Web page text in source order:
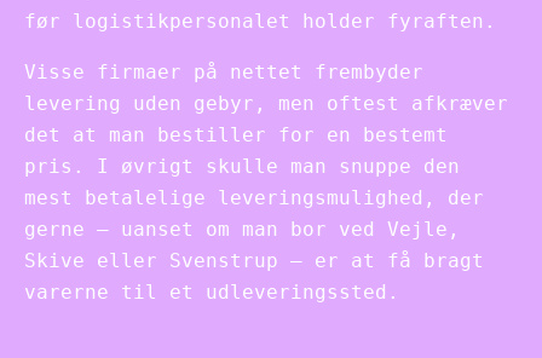
før logistikpersonalet holder fyraften.
Visse firmaer på nettet frembyder
levering uden gebyr, men oftest afkræver
det at man bestiller for en bestemt
pris. I øvrigt skulle man snuppe den
mest betalelige leveringsmulighed, der
gerne – uanset om man bor ved Vejle,
Skive eller Svenstrup – er at få bragt
varerne til et udleveringssted.